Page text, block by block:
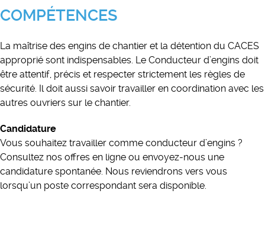
COMPÉTENCES
La maîtrise des engins de chantier et la détention du CACES
approprié sont indispensables. Le Conducteur d’engins doit
être attentif, précis et respecter strictement les règles de
sécurité. Il doit aussi savoir travailler en coordination avec les
autres ouvriers sur le chantier.
Candidature
Vous souhaitez travailler comme conducteur d’engins ?
Consultez nos offres en ligne ou envoyez-nous une
candidature spontanée. Nous reviendrons vers vous
lorsqu’un poste correspondant sera disponible.